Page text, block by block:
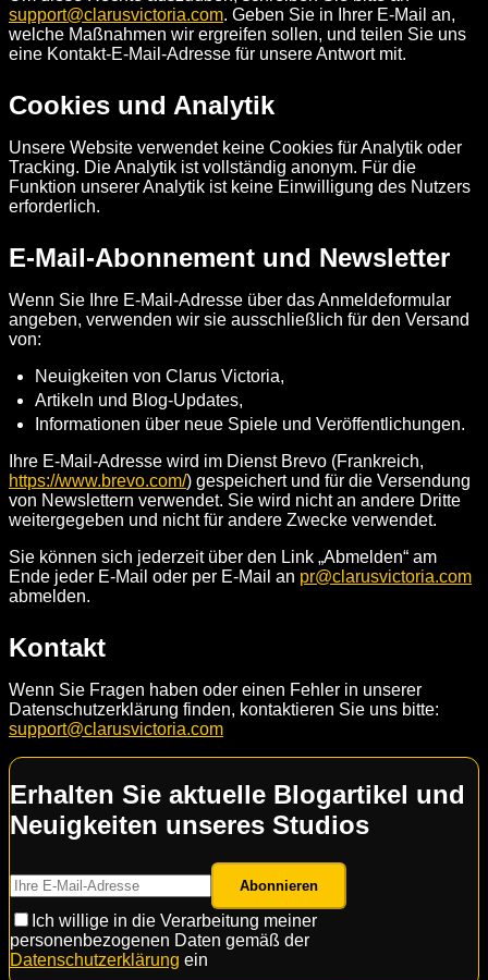
support@clarusvictoria.com. Geben Sie in Ihrer E-Mail an,
welche Maßnahmen wir ergreifen sollen, und teilen Sie uns
eine Kontakt-E-Mail-Adresse für unsere Antwort mit.
Cookies und Analytik
Unsere Website verwendet keine Cookies für Analytik oder
Tracking. Die Analytik ist vollständig anonym. Für die
Funktion unserer Analytik ist keine Einwilligung des Nutzers
erforderlich.
E-Mail-Abonnement und Newsletter
Wenn Sie Ihre E-Mail-Adresse über das Anmeldeformular
angeben, verwenden wir sie ausschließlich für den Versand
von:
Neuigkeiten von Clarus Victoria,
Artikeln und Blog-Updates,
Informationen über neue Spiele und Veröffentlichungen.
Ihre E-Mail-Adresse wird im Dienst Brevo (Frankreich,
https://www.brevo.com/) gespeichert und für die Versendung
von Newslettern verwendet. Sie wird nicht an andere Dritte
weitergegeben und nicht für andere Zwecke verwendet.
Sie können sich jederzeit über den Link „Abmelden“ am
Ende jeder E-Mail oder per E-Mail an pr@clarusvictoria.com
abmelden.
Kontakt
Wenn Sie Fragen haben oder einen Fehler in unserer
Datenschutzerklärung finden, kontaktieren Sie uns bitte:
support@clarusvictoria.com
Erhalten Sie aktuelle Blogartikel und
Neuigkeiten unseres Studios
Abonnieren
Ich willige in die Verarbeitung meiner
personenbezogenen Daten gemäß der
Datenschutzerklärung ein